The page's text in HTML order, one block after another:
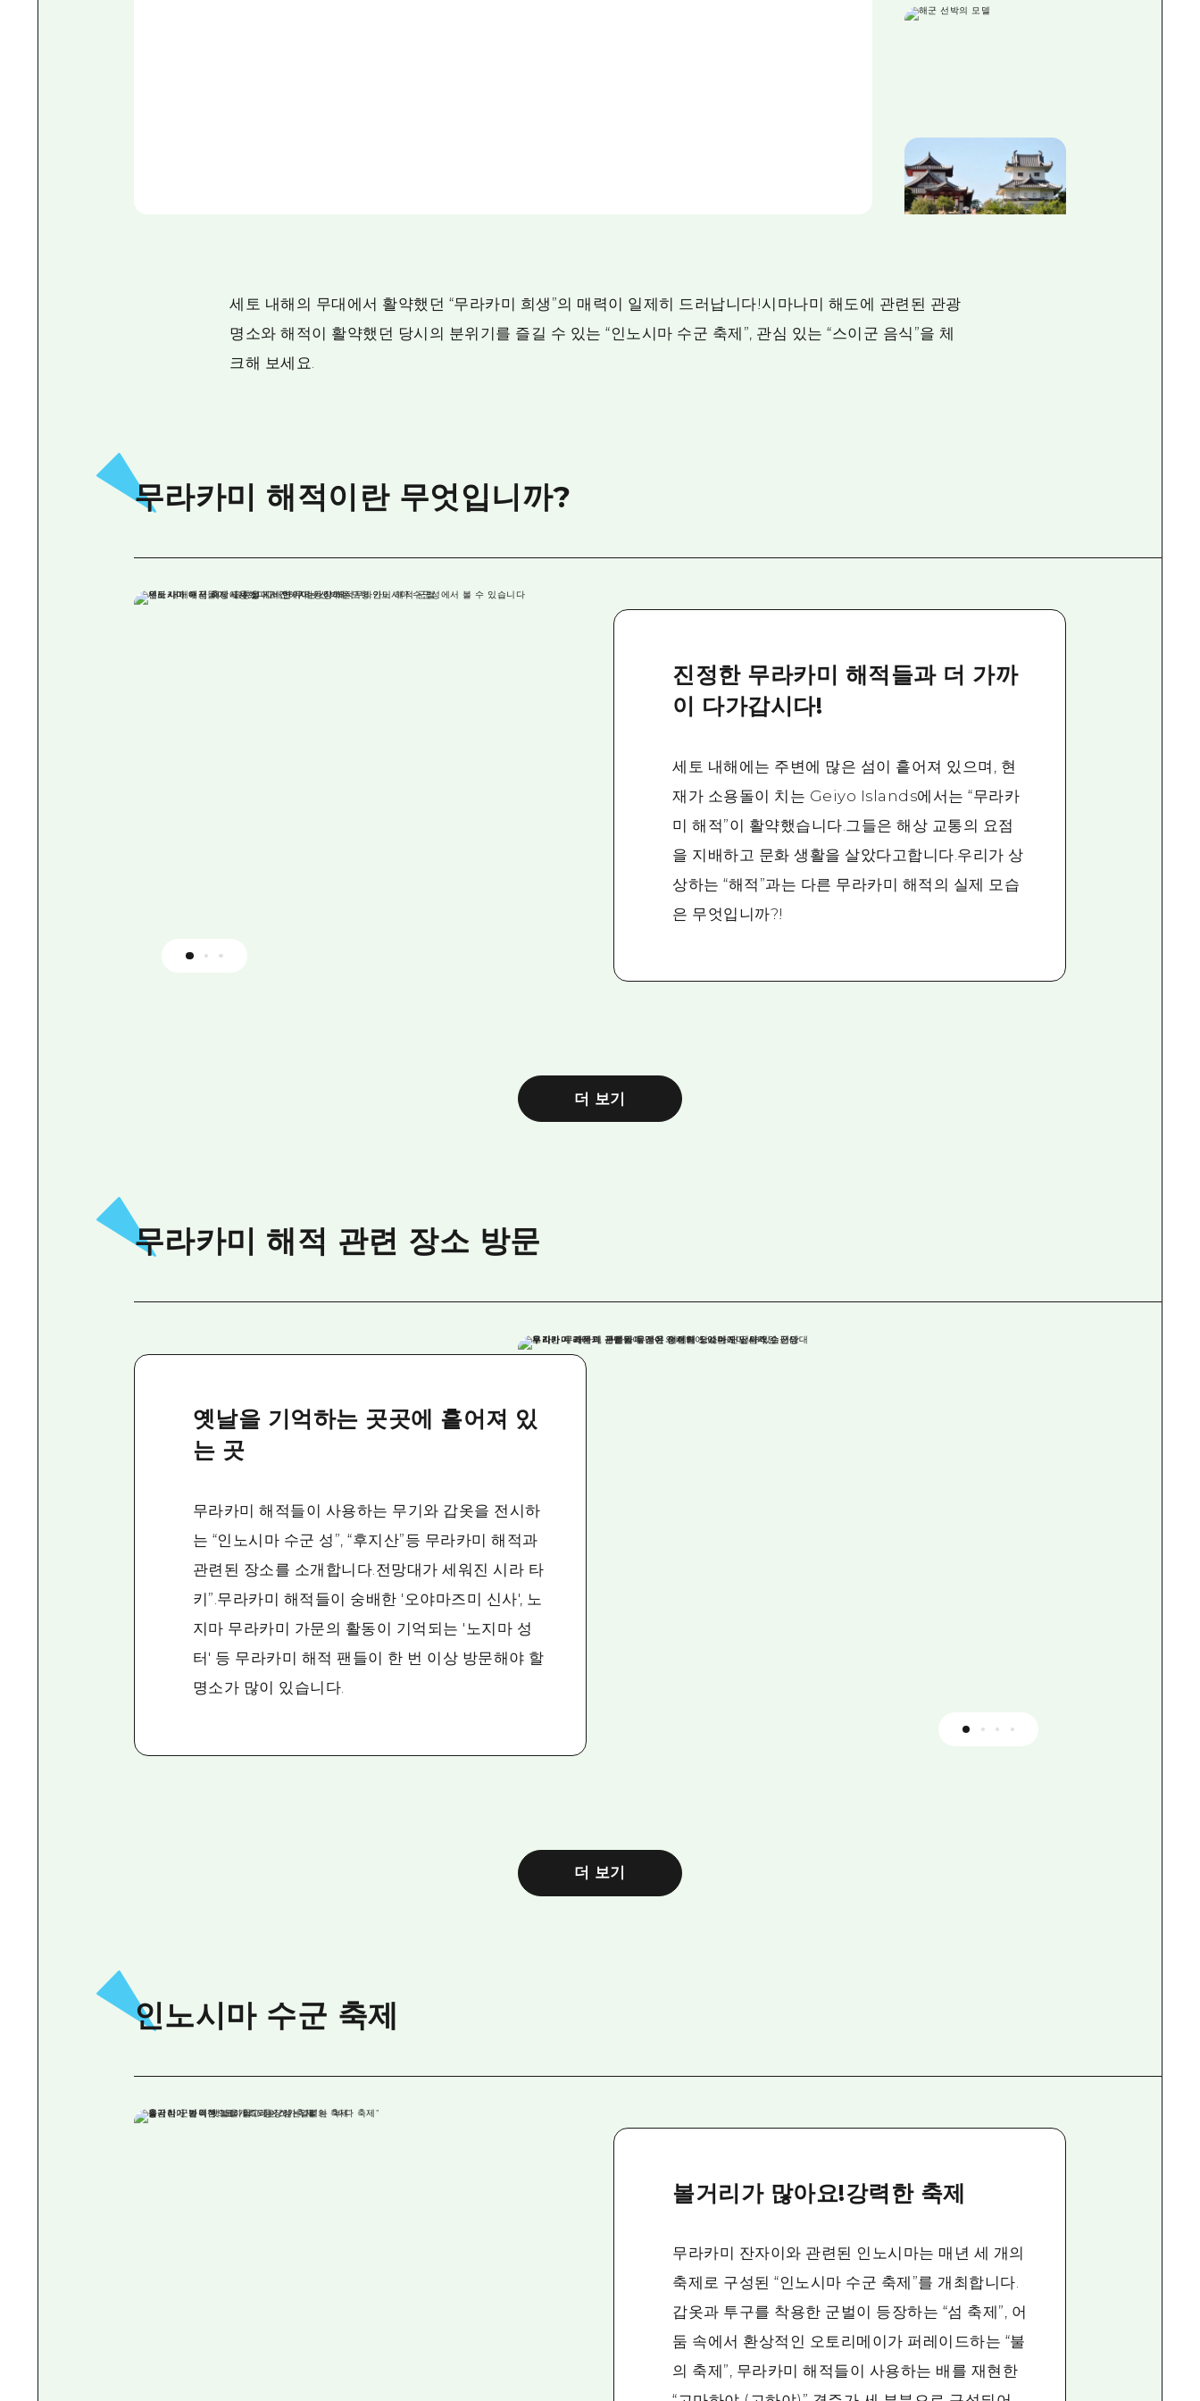
세토 내해의 무대에서 활약했던 “무라카미 희생”의 매력이 일제히 드러납니다!시마나미 해도에 관련된 관광
명소와 해적이 활약했던 당시의 분위기를 즐길 수 있는 “인노시마 수군 축제”, 관심 있는 “스이군 음식”을 체
크해 보세요.
무라카미 해적이란 무엇입니까?
진정한 무라카미 해적들과 더 가까
이 다가갑시다!
세토 내해에는 주변에 많은 섬이 흩어져 있으며, 현
재가 소용돌이 치는 Geiyo Islands에서는 “무라카
미 해적”이 활약했습니다.그들은 해상 교통의 요점
을 지배하고 문화 생활을 살았다고합니다.우리가 상
상하는 “해적”과는 다른 무라카미 해적의 실제 모습
은 무엇입니까?!
더 보기
무라카미 해적 관련 장소 방문
옛날을 기억하는 곳곳에 흩어져 있
는 곳
무라카미 해적들이 사용하는 무기와 갑옷을 전시하
는 “인노시마 수군 성”, “후지산”등 무라카미 해적과
관련된 장소를 소개합니다.전망대가 세워진 시라 타
키”.무라카미 해적들이 숭배한 '오야마즈미 신사', 노
지마 무라카미 가문의 활동이 기억되는 '노지마 성
터' 등 무라카미 해적 팬들이 한 번 이상 방문해야 할
명소가 많이 있습니다.
더 보기
인노시마 수군 축제
볼거리가 많아요!강력한 축제
무라카미 잔자이와 관련된 인노시마는 매년 세 개의
축제로 구성된 “인노시마 수군 축제”를 개최합니다.
갑옷과 투구를 착용한 군벌이 등장하는 “섬 축제”, 어
둠 속에서 환상적인 오토리메이가 퍼레이드하는 “불
의 축제”, 무라카미 해적들이 사용하는 배를 재현한